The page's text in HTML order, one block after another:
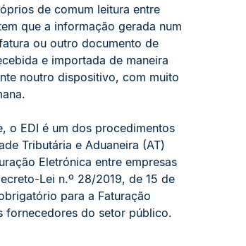
de comum leitura entre
que a informação gerada num
ou outro documento de
e importada de maneira
noutro dispositivo, com muito
o EDI é um dos procedimentos
Tributária e Aduaneira (AT)
Eletrónica entre empresas
Lei n.º 28/2019, de 15 de
para a Faturação
fornecedores do setor público.